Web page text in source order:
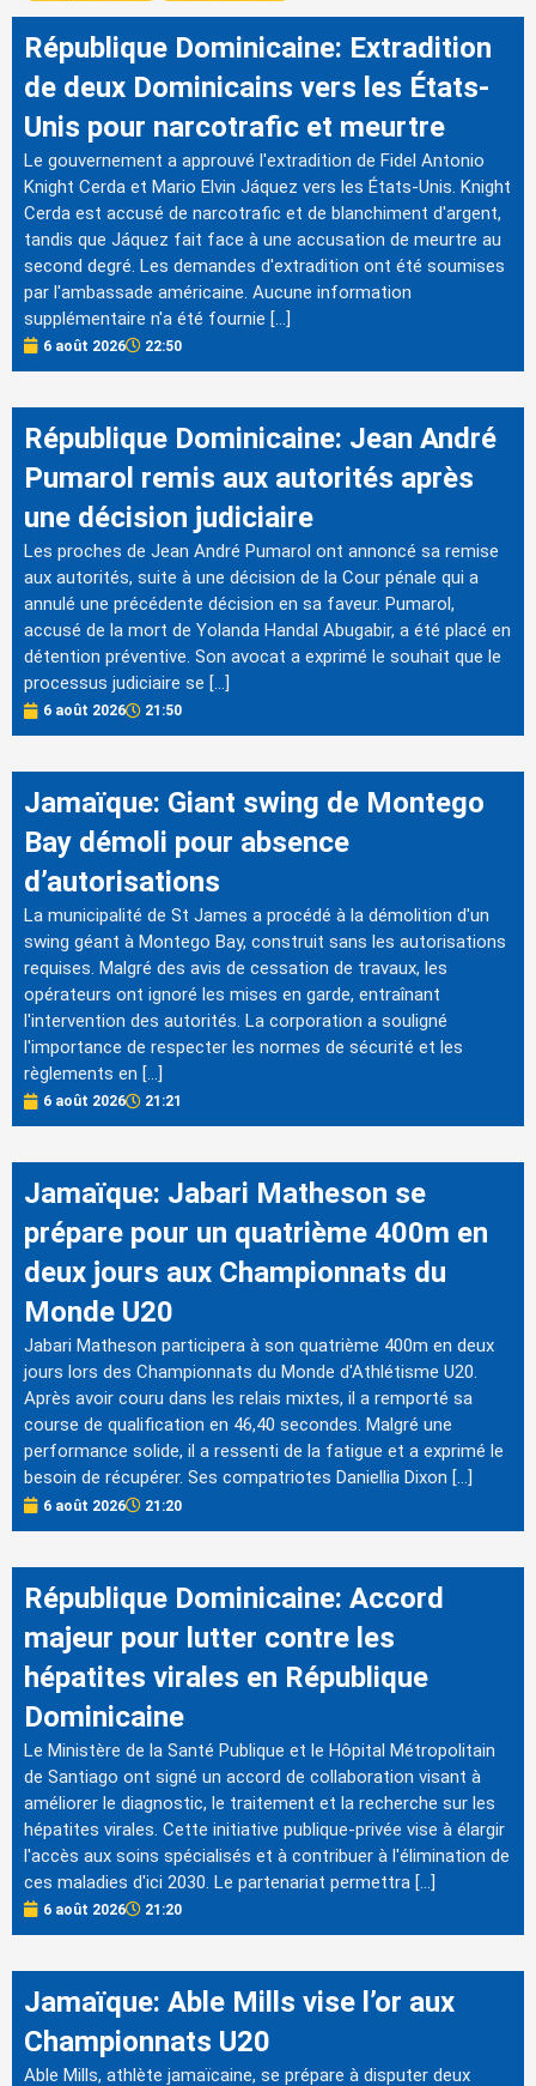
République Dominicaine: Extradition
de deux Dominicains vers les États-
Unis pour narcotrafic et meurtre
Le gouvernement a approuvé l'extradition de Fidel Antonio
Knight Cerda et Mario Elvin Jáquez vers les États-Unis. Knight
Cerda est accusé de narcotrafic et de blanchiment d'argent,
tandis que Jáquez fait face à une accusation de meurtre au
second degré. Les demandes d'extradition ont été soumises
par l'ambassade américaine. Aucune information
supplémentaire n'a été fournie […]
6 août 2026 22:50
République Dominicaine: Jean André
Pumarol remis aux autorités après
une décision judiciaire
Les proches de Jean André Pumarol ont annoncé sa remise
aux autorités, suite à une décision de la Cour pénale qui a
annulé une précédente décision en sa faveur. Pumarol,
accusé de la mort de Yolanda Handal Abugabir, a été placé en
détention préventive. Son avocat a exprimé le souhait que le
processus judiciaire se […]
6 août 2026 21:50
Jamaïque: Giant swing de Montego
Bay démoli pour absence
d’autorisations
La municipalité de St James a procédé à la démolition d'un
swing géant à Montego Bay, construit sans les autorisations
requises. Malgré des avis de cessation de travaux, les
opérateurs ont ignoré les mises en garde, entraînant
l'intervention des autorités. La corporation a souligné
l'importance de respecter les normes de sécurité et les
règlements en […]
6 août 2026 21:21
Jamaïque: Jabari Matheson se
prépare pour un quatrième 400m en
deux jours aux Championnats du
Monde U20
Jabari Matheson participera à son quatrième 400m en deux
jours lors des Championnats du Monde d'Athlétisme U20.
Après avoir couru dans les relais mixtes, il a remporté sa
course de qualification en 46,40 secondes. Malgré une
performance solide, il a ressenti de la fatigue et a exprimé le
besoin de récupérer. Ses compatriotes Daniellia Dixon […]
6 août 2026 21:20
République Dominicaine: Accord
majeur pour lutter contre les
hépatites virales en République
Dominicaine
Le Ministère de la Santé Publique et le Hôpital Métropolitain
de Santiago ont signé un accord de collaboration visant à
améliorer le diagnostic, le traitement et la recherche sur les
hépatites virales. Cette initiative publique-privée vise à élargir
l'accès aux soins spécialisés et à contribuer à l'élimination de
ces maladies d'ici 2030. Le partenariat permettra […]
6 août 2026 21:20
Jamaïque: Able Mills vise l’or aux
Championnats U20
Able Mills, athlète jamaïcaine, se prépare à disputer deux